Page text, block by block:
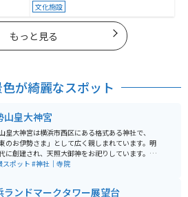
文化施設
もっと見る
が綺麗なスポット
山皇大神宮
皇大神宮は横浜市西区にある格式ある神社で、
東のお伊勢さま」として広く親しまれています。明
に創建され、天照大御神をお祀りしています。高
置するため横浜の街を一望でき、静かな境内は参
スポット#神社｜寺院
ランドマークタワー展望台